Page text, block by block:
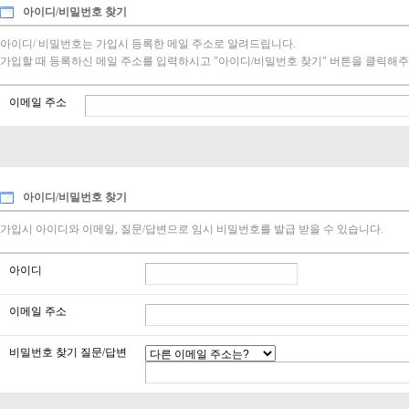
아이디/비밀번호 찾기
아이디/ 비밀번호는 가입시 등록한 메일 주소로 알려드립니다.
가입할 때 등록하신 메일 주소를 입력하시고 "아이디/비밀번호 찾기" 버튼을 클릭해
이메일 주소
아이디/비밀번호 찾기
가입시 아이디와 이메일, 질문/답변으로 임시 비밀번호를 발급 받을 수 있습니다.
아이디
이메일 주소
비밀번호 찾기 질문/답변